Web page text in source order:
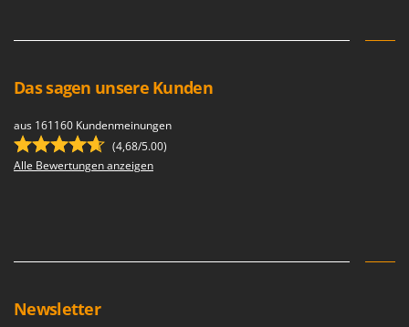
Das sagen unsere Kunden
aus 161160 Kundenmeinungen
(4,68/5.00)
Alle Bewertungen anzeigen
Newsletter